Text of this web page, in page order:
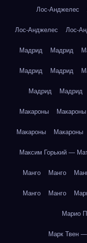
Лос-Анджелес
Лос-Анджелес Лос-
Мадрид Мадрид
Мадрид Мадрид
Мадрид Мадрид
Макароны Макароны
Макароны Макароны
Максим Горький —
Манго Манго
Манго Манго
Марио
Марк Твен